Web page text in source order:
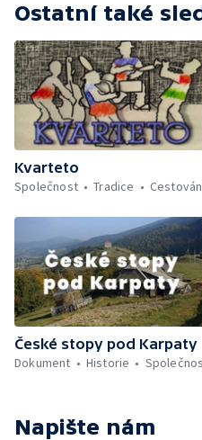
Ostatní také
Kvarteto
Společnost
Tradice
České stopy pod Karpaty
Dokument
Historie
Napište nám